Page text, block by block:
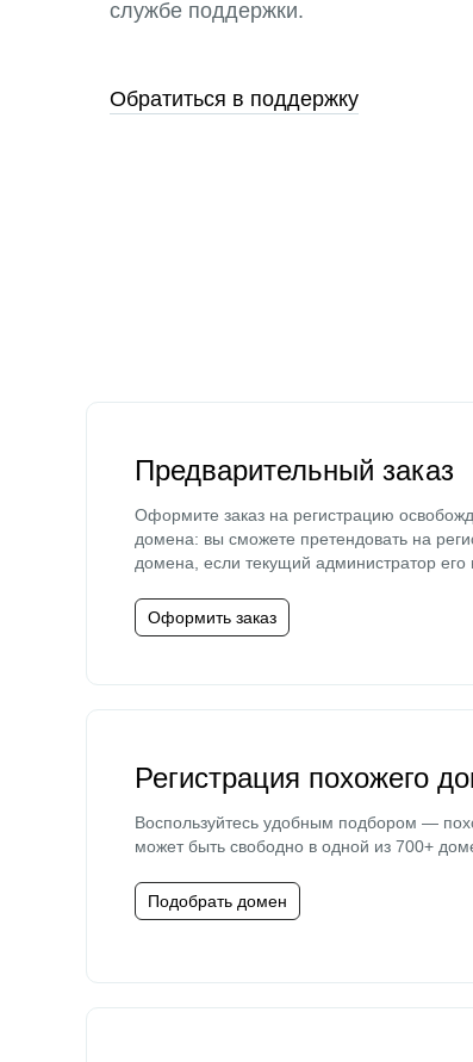
службе поддержки.
Обратиться в поддержку
Предварительный заказ
Оформите заказ на регистрацию
домена: вы сможете претендовать на
домена, если текущий администратор его
Оформить заказ
Регистрация похожего
Воспользуйтесь удобным подбором —
может быть свободно в одной из 700+
Подобрать домен